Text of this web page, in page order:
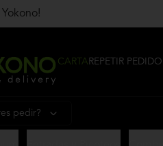
CARTA REPETIR PEDIDO
pedir?